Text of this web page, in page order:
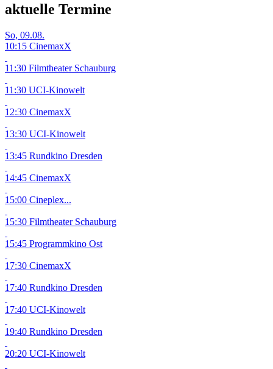
aktuelle Termine
So, 09.08.
10:15 CinemaxX
11:30 Filmtheater Schauburg
11:30 UCI-Kinowelt
12:30 CinemaxX
13:30 UCI-Kinowelt
13:45 Rundkino Dresden
14:45 CinemaxX
15:00 Cineplex...
15:30 Filmtheater Schauburg
15:45 Programmkino Ost
17:30 CinemaxX
17:40 Rundkino Dresden
17:40 UCI-Kinowelt
19:40 Rundkino Dresden
20:20 UCI-Kinowelt